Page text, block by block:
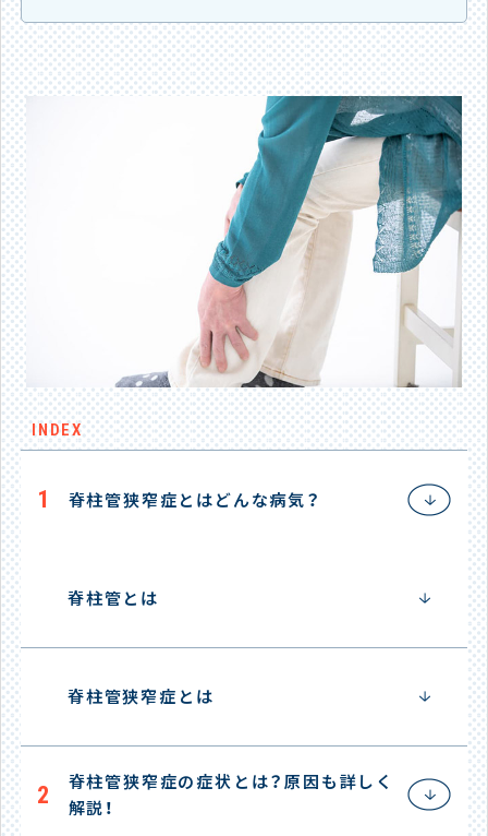
INDEX
1 脊柱管狭窄症とはどんな病気？
脊柱管とは
脊柱管狭窄症とは
2
脊柱管狭窄症の症状とは？原因も詳しく
解説！